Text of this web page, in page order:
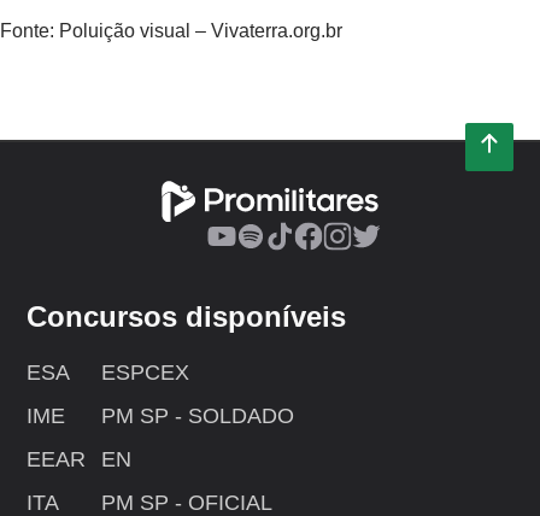
Fonte: Poluição visual – Vivaterra.org.br
Concursos disponíveis
ESA
IME
EEAR
ITA
ESPCEX
PM SP - SOLDADO
EN
PM SP - OFICIAL